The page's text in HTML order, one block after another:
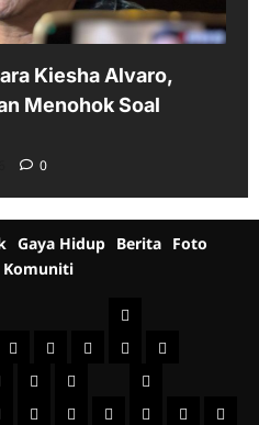
Kiesha Alvaro,
Menohok Soal
0
Gaya Hidup Berita Foto
Komuniti
Jadwal
Film
Televisi
Jadwal
Behind
Scene
Musik
Musik
Indonesia
Musik
Foto
Foto
Profile
Bro Sist
Komuniti
Fotography
Seni